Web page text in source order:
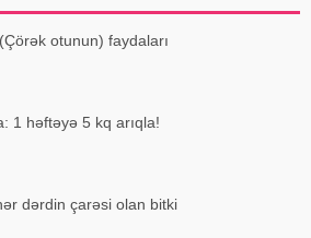
otunun) faydaları
1 həftəyə 5 kq arıqla!
dərdin çarəsi olan bitki